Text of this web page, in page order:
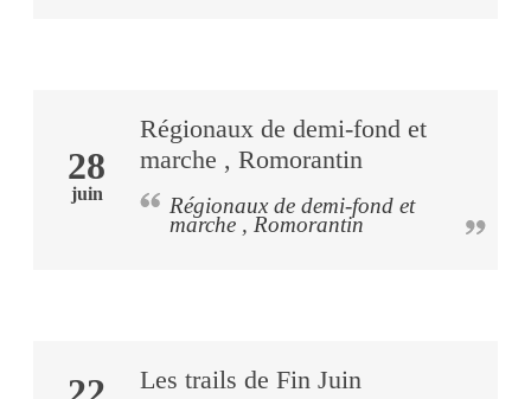
28
juin
Régionaux de demi-fond et
marche , Romorantin
Régionaux de demi-fond et
marche , Romorantin
Les trails de Fin Juin